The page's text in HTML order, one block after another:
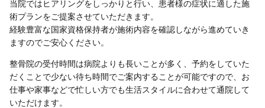
当院ではヒアリングをしっかりと行い、患者様の症状に適した施
術プランをご提案させていただきます。
経験豊富な国家資格保持者が施術内容を確認しながら進めていき
ますのでご安心ください。
整骨院の受付時間は病院よりも長いことが多く、予約をしていた
だくことで少ない待ち時間でご案内することが可能ですので、お
仕事や家事などで忙しい方でも生活スタイルに合わせて通院して
いただけます。